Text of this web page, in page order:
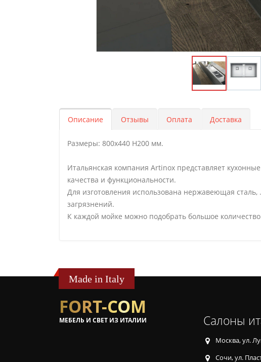
Описание Отзывы Оплата Доставка
Размеры: 800х440 H200 мм.
Итальянская компания Artinox представляет
качества и функциональности.
Для изготовления использована нержавеющая сталь,
загрязнений.
К каждой мойке можно подобрать большое
Made in Italy
FORT-COM
МЕБЕЛЬ И СВЕТ ИЗ ИТАЛИИ Салоны
Москва, ул.
Сочи, ул.